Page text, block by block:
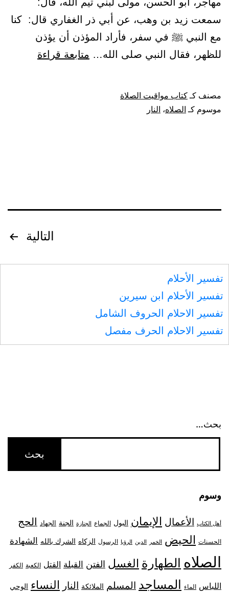
سمعت زيد بن وهب، عن أبي ذر الغفاري قال: كنا
مع النبي ﷺ في سفر، فأراد المؤذن أن يؤذن
للظهر، فقال النبي صلى الله… متابعة قراءة
مصنف كـ كتاب مواقيت الصلاة
موسوم كـ الصلاه، النار
المقالات
التالية
تفسير الأحلام
تفسير الأحلام ابن سيرين
تفسير الاحلام الحروف الشامل
تفسير الاحلام الحرف مفصل
بحث…
وسوم
أهل الكتاب الأعمال الإيمان البول الجماع الجنازة الجنة الجهاد الحج
الحسنات الحيض الخمر الدين الرؤيا الرسول الزكاه الشرك بالله الشهادة
الصلاه الطهارة الغسل الفتن القبلة القتل الكعبة الكفر
اللباس الماء المساجد المسلم الملائكة النار النساء الوحي